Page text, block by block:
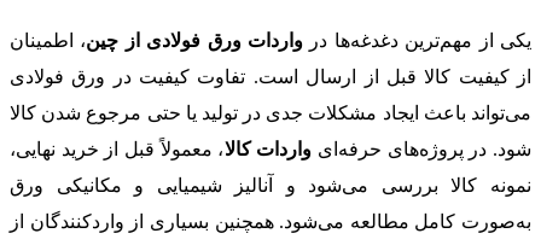
یکی از مهم‌ترین دغدغه‌ها در واردات ورق فولادی از چین، اطمینان
از کیفیت کالا قبل از ارسال است. تفاوت کیفیت در ورق فولادی
می‌تواند باعث ایجاد مشکلات جدی در تولید یا حتی مرجوع شدن کالا
شود. در پروژه‌های حرفه‌ای واردات کالا، معمولاً قبل از خرید نهایی،
نمونه کالا بررسی می‌شود و آنالیز شیمیایی و مکانیکی ورق
به‌صورت کامل مطالعه می‌شود. همچنین بسیاری از واردکنندگان از